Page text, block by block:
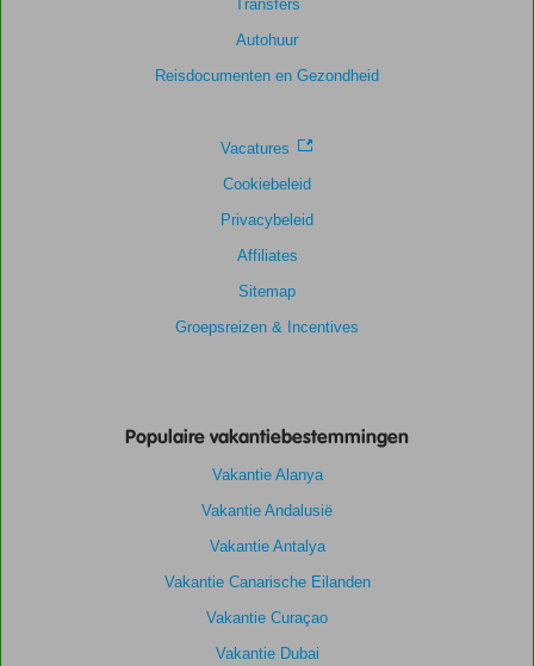
Transfers
Autohuur
Reisdocumenten en Gezondheid
Vacatures
Cookiebeleid
Privacybeleid
Affiliates
Sitemap
Groepsreizen & Incentives
Populaire vakantiebestemmingen
Vakantie Alanya
Vakantie Andalusië
Vakantie Antalya
Vakantie Canarische Eilanden
Vakantie Curaçao
Vakantie Dubai